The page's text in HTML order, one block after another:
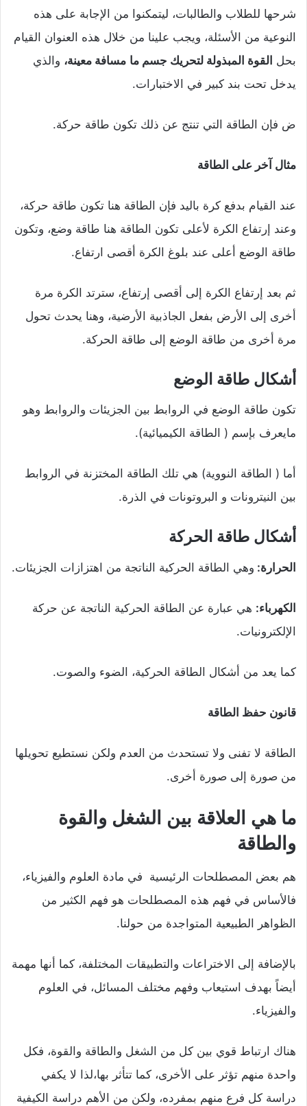
شرحها للطلاب والطالبات، ليتمكنوا من الإجابة على هذه
النوعية من الأسئلة، ويجب علينا من خلال هذه العنوان القيام
بحل القوة المبذولة لتحريك جسم ما مسافة معينة، والذي
يدخل تحت بند كبير في الاختبارات.
ض فإن الطاقة التي تنتج عن ذلك تكون طاقة حركة.
مثال آخر على الطاقة
عند القيام بدفع كرة باليد فإن الطاقة هنا تكون طاقة حركة،
وعند إرتفاع الكرة لأعلى تكون الطاقة هنا طاقة وضع، وتكون
طاقة الوضع أعلى عند بلوغ الكرة أقصى ارتفاع.
ثم بعد إرتفاع الكرة إلى أقصى إرتفاع، سترتد الكرة مرة
أخرى إلى الأرض بفعل الجاذبية الأرضية، وهنا يحدث تحول
مرة أخرى من طاقة الوضع إلى طاقة الحركة.
أشكال طاقة الوضع
تكون طاقة الوضع في الروابط بين الجزيئات والروابط وهو
مايعرف بإسم ( الطاقة الكيميائية).
أما ( الطاقة النووية) هي تلك الطاقة المختزنة في الروابط
بين النيترونات و البروتونات في الذرة.
أشكال طاقة الحركة
الحرارة: وهي الطاقة الحركية الناتجة من اهتزازات الجزيئات.
الكهرباء: هي عبارة عن الطاقة الحركية الناتجة عن حركة
الإلكترونيات.
كما يعد من أشكال الطاقة الحركية، الضوء والصوت.
قانون حفظ الطاقة
الطاقة لا تفنى ولا تستحدث من العدم ولكن نستطيع تحويلها
من صورة إلى صورة أخرى.
ما هي العلاقة بين الشغل والقوة
والطاقة
هم بعض المصطلحات الرئيسية في مادة العلوم والفيزياء،
فالأساس في فهم هذه المصطلحات هو فهم الكثير من
الظواهر الطبيعية المتواجدة من حولنا.
بالإضافة إلى الاختراعات والتطبيقات المختلفة، كما أنها مهمة
أيضاً بهدف استيعاب وفهم مختلف المسائل، في العلوم
والفيزياء.
هناك ارتباط قوي بين كل من الشغل والطاقة والقوة، فكل
واحدة منهم تؤثر على الأخرى، كما تتأثر بها،لذا لا يكفي
دراسة كل فرع منهم بمفرده، ولكن من الأهم دراسة الكيفية